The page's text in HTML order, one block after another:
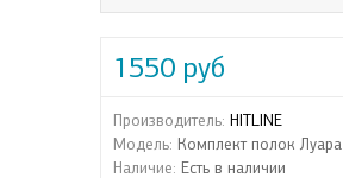
1550 руб
Производитель: HITLINE
Модель: Комплект полок Луара
Наличие: Есть в наличии